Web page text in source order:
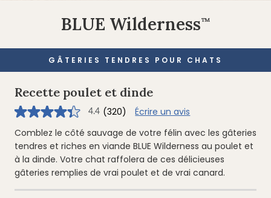
BLUE Wilderness™
GÂTERIES TENDRES POUR CHATS
Recette poulet et dinde
4.4
sur
5
,
valeur
de
note
Read
4.4 (320)
Écrire un avis
Comblez le côté sauvage de votre félin avec les gâteries
tendres et riches en viande BLUE Wilderness au poulet et
à la dinde. Votre chat raffolera de ces délicieuses
gâteries remplies de vrai poulet et de vrai canard.